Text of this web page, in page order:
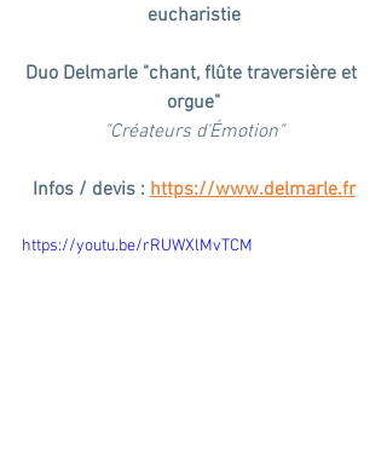
eucharistie
Duo Delmarle "chant, flûte traversière et
orgue"
"Créateurs d'Émotion"
Infos / devis : https://www.delmarle.fr
https://youtu.be/rRUWXlMvTCM